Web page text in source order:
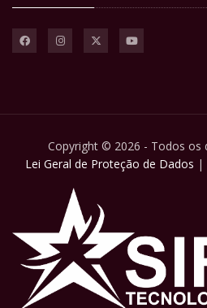
Copyright © 2026 - Todos os
Lei Geral de Proteção de Dados |